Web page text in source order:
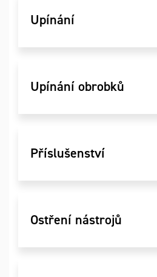
Upínání
Upínání obrobků
Příslušenství
Ostření nástrojů